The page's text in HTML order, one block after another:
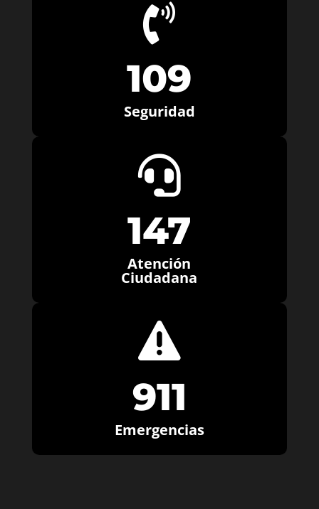

109
Seguridad

147
Atención
Ciudadana

911
Emergencias